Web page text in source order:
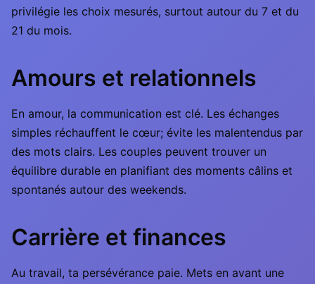
privilégie les choix mesurés, surtout autour du 7 et du
21 du mois.
Amours et relationnels
En amour, la communication est clé. Les échanges
simples réchauffent le cœur; évite les malentendus par
des mots clairs. Les couples peuvent trouver un
équilibre durable en planifiant des moments câlins et
spontanés autour des weekends.
Carrière et finances
Au travail, ta persévérance paie. Mets en avant une